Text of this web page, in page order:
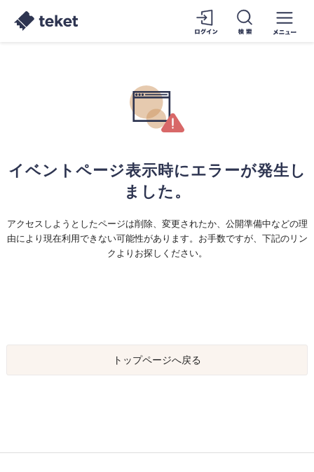
イベントページ表示時にエラーが発生し
ました。
アクセスしようとしたページは削除、変更されたか、公開準備中などの理
由により現在利用できない可能性があります。お手数ですが、下記のリン
クよりお探しください。
トップページへ戻る